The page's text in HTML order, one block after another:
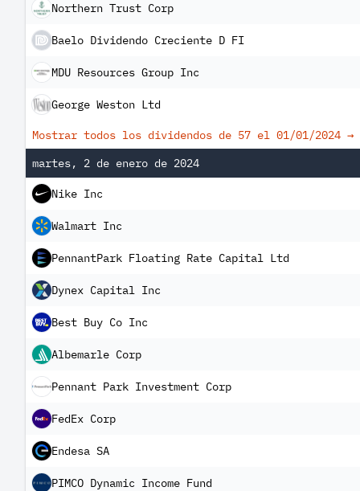
Northern Trust Corp
Baelo Dividendo Creciente D FI
MDU Resources Group Inc
George Weston Ltd
Mostrar todos los dividendos de 57 el 01/01/2024 →
martes, 2 de enero de 2024
Nike Inc
Walmart Inc
PennantPark Floating Rate Capital Ltd
Dynex Capital Inc
Best Buy Co Inc
Albemarle Corp
Pennant Park Investment Corp
FedEx Corp
Endesa SA
PIMCO Dynamic Income Fund